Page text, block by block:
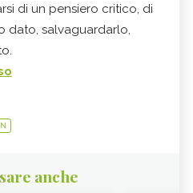
di un pensiero critico, di
dato, salvaguardarlo,
anche